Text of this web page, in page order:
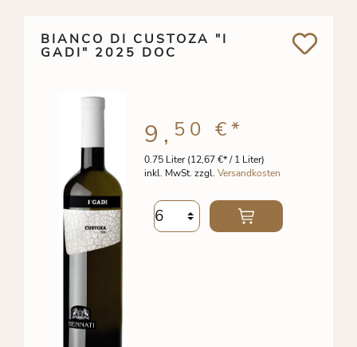
BIANCO DI CUSTOZA "I
GADI" 2025 DOC
0.75 Liter(12,67 €* / 1 Liter)
inkl. MwSt. zzgl. Versandkosten
9, 50 €*